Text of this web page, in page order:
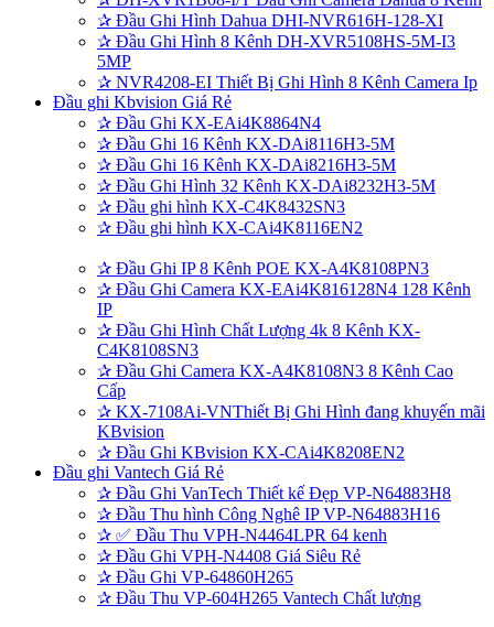
✰ Đầu Ghi Hình Dahua DHI-NVR616H-128-XI
✰ Đầu Ghi Hình 8 Kênh DH-XVR5108HS-5M-I3
5MP
✰ NVR4208-EI Thiết Bị Ghi Hình 8 Kênh Camera Ip
Đầu ghi Kbvision Giá Rẻ
✰ Đầu Ghi KX-EAi4K8864N4
✰ Đầu Ghi 16 Kênh KX-DAi8116H3-5M
✰ Đầu Ghi 16 Kênh KX-DAi8216H3-5M
✰ Đầu Ghi Hình 32 Kênh KX-DAi8232H3-5M
✰ Đầu ghi hình KX-C4K8432SN3
✰ Đầu ghi hình KX-CAi4K8116EN2
✰ Đầu Ghi IP 8 Kênh POE KX-A4K8108PN3
✰ Đầu Ghi Camera KX-EAi4K816128N4 128 Kênh
IP
✰ Đầu Ghi Hình Chất Lượng 4k 8 Kênh KX-
C4K8108SN3
✰ Đầu Ghi Camera KX-A4K8108N3 8 Kênh Cao
Cấp
✰ KX-7108Ai-VNThiết Bị Ghi Hình đang khuyến mãi
KBvision
✰ Đầu Ghi KBvision KX-CAi4K8208EN2
Đầu ghi Vantech Giá Rẻ
✰ Đầu Ghi VanTech Thiết kế Đẹp VP-N64883H8
✰ Đầu Thu hình Công Nghê IP VP-N64883H16
✰ ✅ Đầu Thu VPH-N4464LPR 64 kenh
✰ Đầu Ghi VPH-N4408 Giá Siêu Rẻ
✰ Đầu Ghi VP-64860H265
✰ Đầu Thu VP-604H265 Vantech Chất lượng